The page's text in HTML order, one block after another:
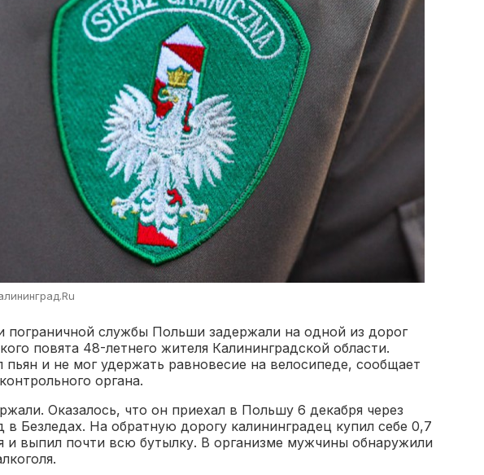
пограничной службы Польши задержали на одной из дорог
повята 48-летнего жителя Калининградской области.
пьян и не мог удержать равновесие на велосипеде, сообщает
органа.
Оказалось, что он приехал в Польшу 6 декабря через
в Безледах. На обратную дорогу калининградец купил себе 0,7
и выпил почти всю бутылку. В организме мужчины обнаружили